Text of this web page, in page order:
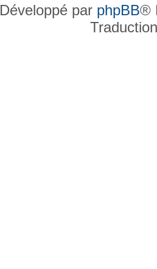
Développé par phpBB®